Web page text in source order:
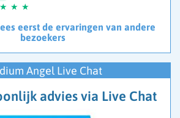
eerst de ervaringen van andere
bezoekers
Angel Live Chat
advies via Live Chat